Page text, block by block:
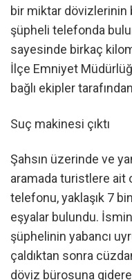
bir miktar dövizlerinin
şüpheli telefonda
sayesinde birkaç
İlçe Emniyet
bağlı ekipler
Suç makinesi çıktı
Şahsın üzerinde ve
aramada turistlere ait
telefonu, yaklaşık 7
eşyalar bulundu.
şüphelinin yabancı
çaldıktan sonra
döviz bürosuna